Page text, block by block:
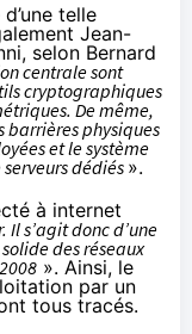
telle
Jean-
selon Bernard
centrale sont
cryptographiques
De même,
barrières physiques
et le système
dédiés ».
à internet
s’agit donc d’une
des réseaux
». Ainsi, le
par un
tous tracés.